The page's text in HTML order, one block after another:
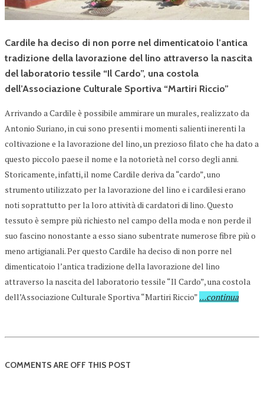
Cardile ha deciso di non porre nel dimenticatoio l’antica
tradizione della lavorazione del lino attraverso la nascita
del laboratorio tessile “Il Cardo”, una costola
dell’Associazione Culturale Sportiva “Martiri Riccio”
Arrivando a Cardile è possibile ammirare un murales, realizzato da
Antonio Suriano, in cui sono presenti i momenti salienti inerenti la
coltivazione e la lavorazione del lino, un prezioso filato che ha dato a
questo piccolo paese il nome e la notorietà nel corso degli anni.
Storicamente, infatti, il nome Cardile deriva da “cardo”, uno
strumento utilizzato per la lavorazione del lino e i cardilesi erano
noti soprattutto per la loro attività di cardatori di lino. Questo
tessuto è sempre più richiesto nel campo della moda e non perde il
suo fascino nonostante a esso siano subentrate numerose fibre più o
meno artigianali. Per questo Cardile ha deciso di non porre nel
dimenticatoio l’antica tradizione della lavorazione del lino
attraverso la nascita del laboratorio tessile “Il Cardo”, una costola
dell’Associazione Culturale Sportiva “Martiri Riccio” …continua
COMMENTS ARE OFF THIS POST